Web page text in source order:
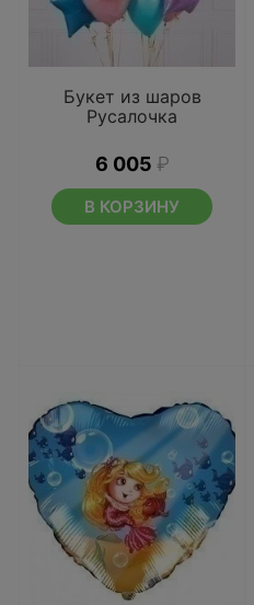
Букет из шаров
Русалочка
6 005 ₽
В КОРЗИНУ